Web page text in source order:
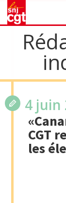
4 juin
CGT
les